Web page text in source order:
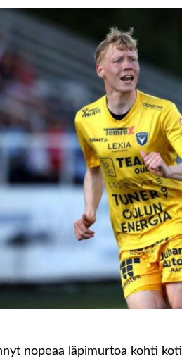
nopeaa läpimurtoa kohti